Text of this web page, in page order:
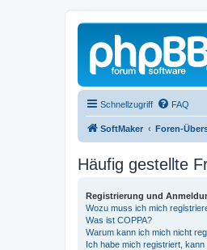
Schnellzugriff FAQ
SoftMaker Foren-
Häufig gestellte
Registrierung und
Wozu muss ich mich
Was ist COPPA?
Warum kann ich mich nicht
Ich habe mich registriert,